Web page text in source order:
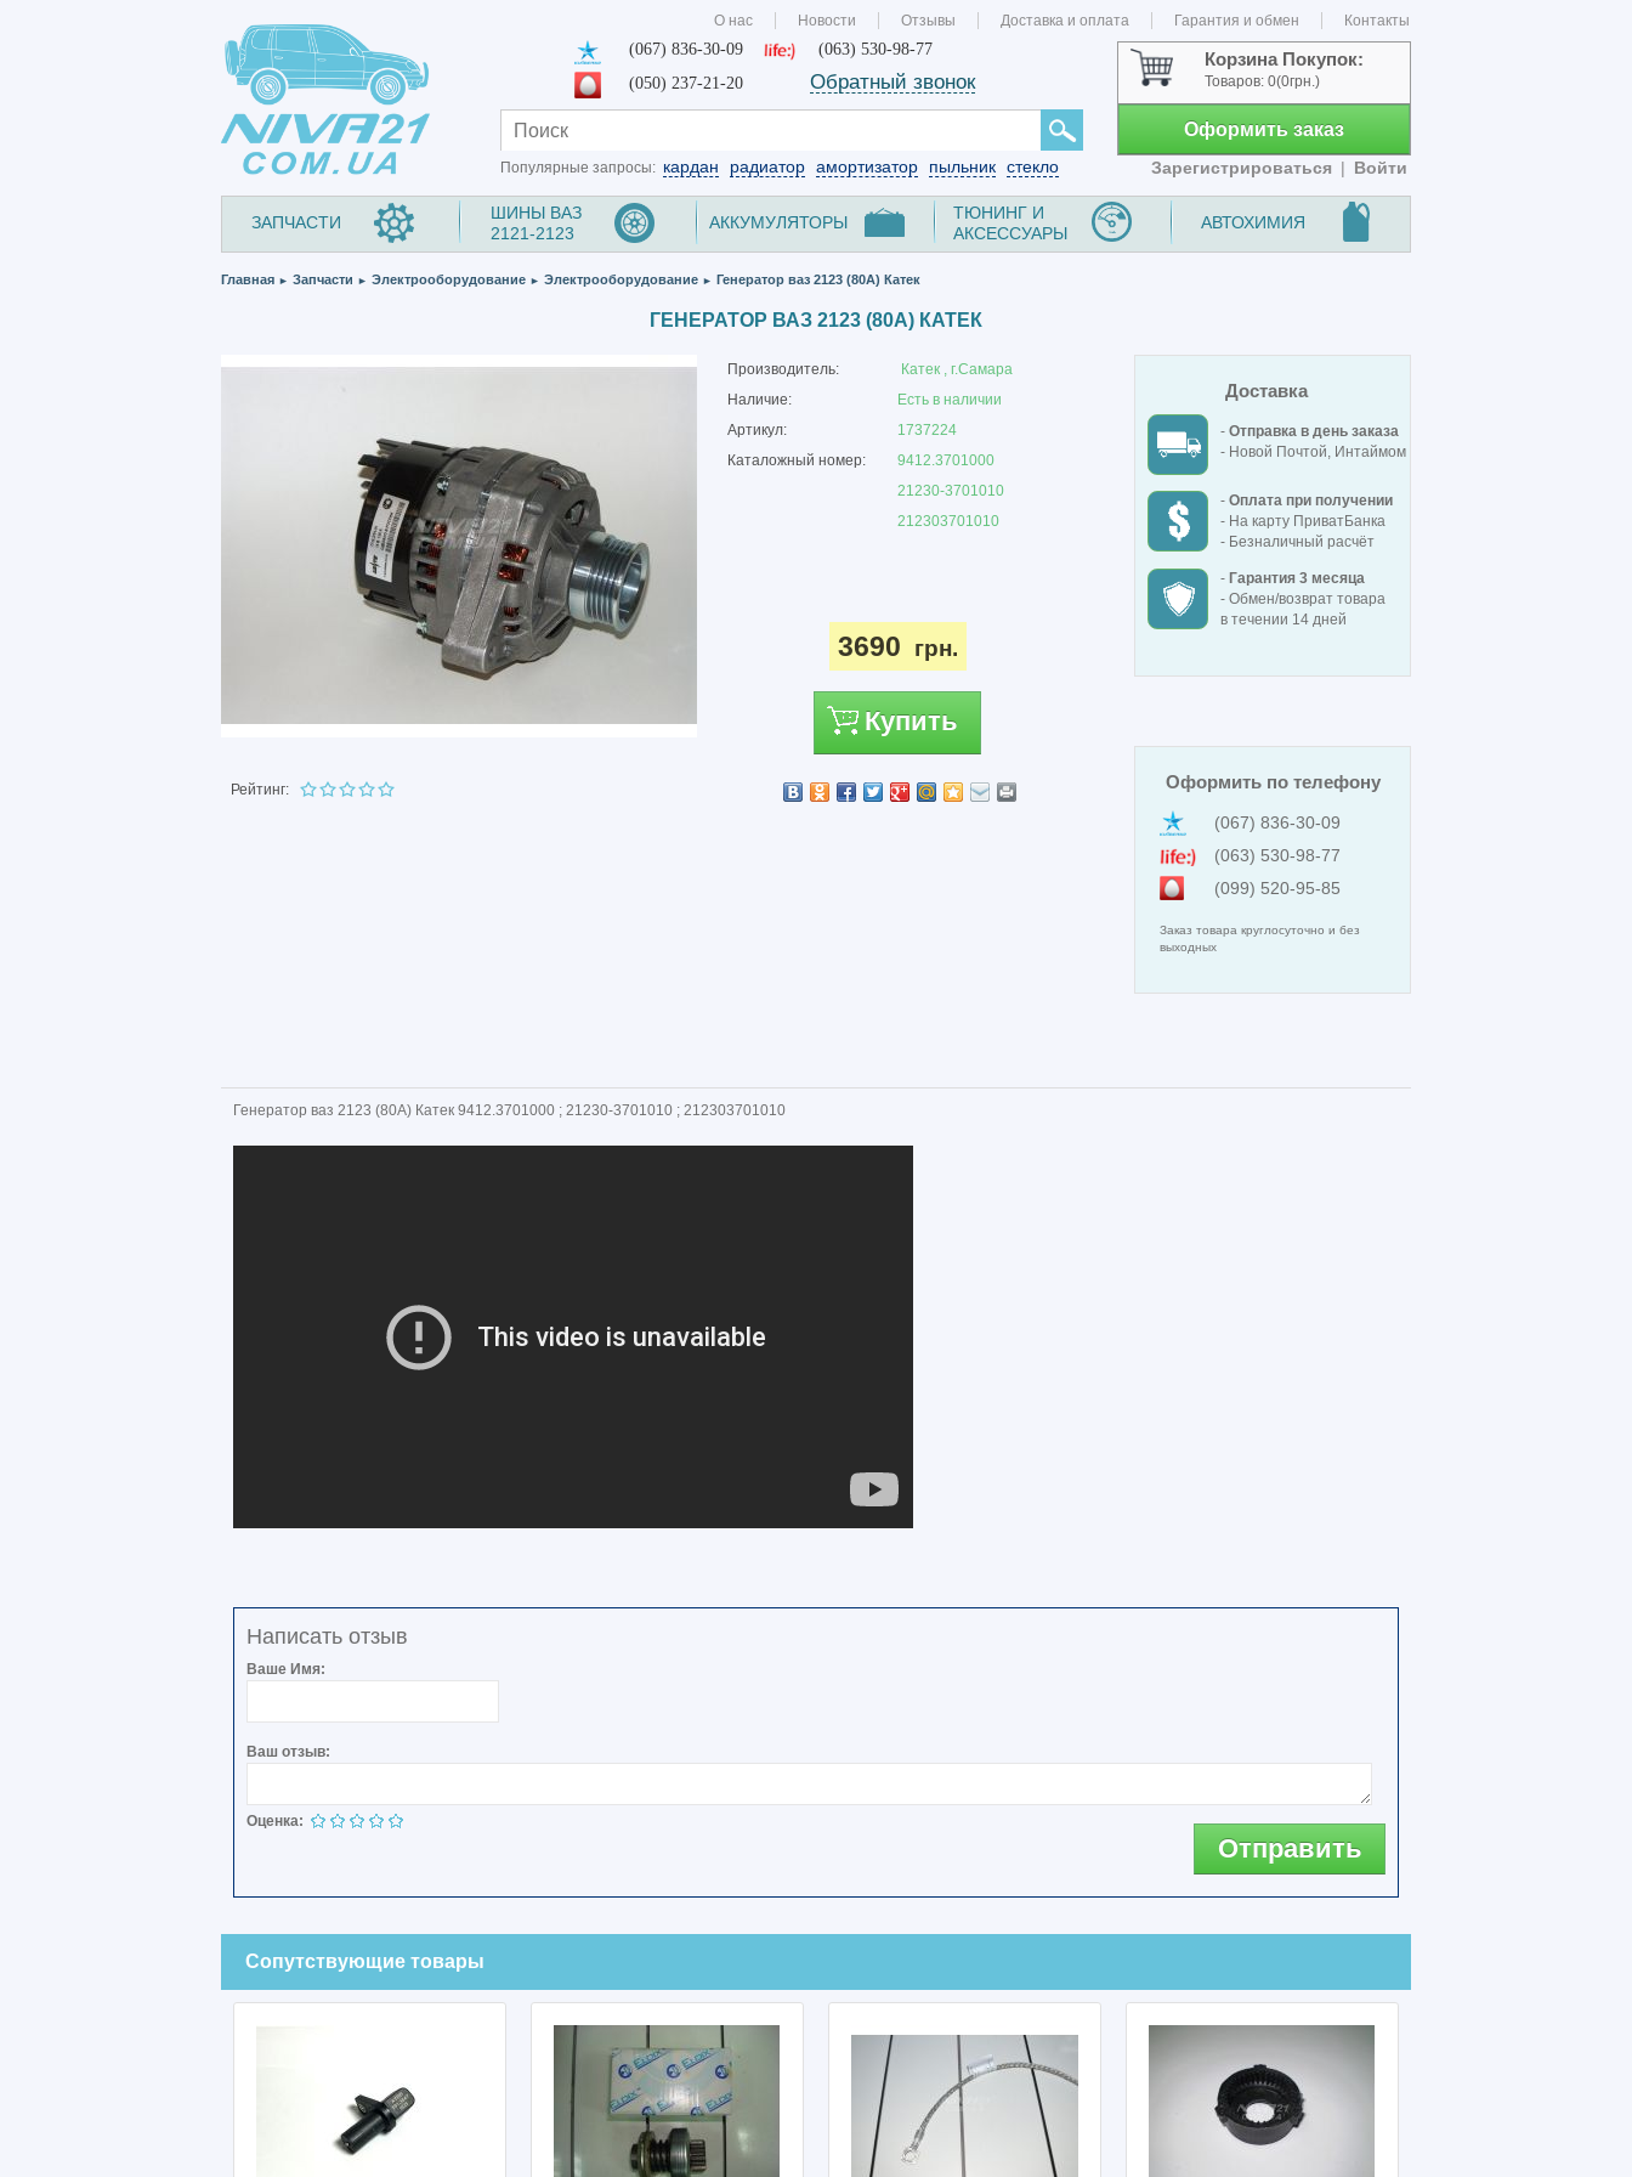
О нас Новости Отзывы Доставка и оплата Гарантия и обмен Контакты
(067) 836-30-09
(063) 530-98-77
(050) 237-21-20
Обратный звонок
Корзина Покупок:
Товаров: 0(0грн.)
Оформить заказ
Зарегистрироваться | Войти
Популярные запросы: кардан радиатор амортизатор пыльник стекло
ЗАПЧАСТИ
ШИНЫ ВАЗ
2121-2123
АККУМУЛЯТОРЫ
ТЮНИНГ И
АКСЕССУАРЫ
АВТОХИМИЯ
Главная ► Запчасти ► Электрооборудование ► Электрооборудование ► Генератор ваз 2123 (80А) Катек
ГЕНЕРАТОР ВАЗ 2123 (80А) КАТЕК
Рейтинг:
Производитель:
Катек , г.Самара
Наличие:
Есть в наличии
Артикул:
1737224
Каталожный номер:
9412.3701000
21230-3701010
212303701010
3690 грн.
Купить
Доставка
- Отправка в день заказа
- Новой Почтой, Интаймом
- Оплата при получении
- На карту ПриватБанка
- Безналичный расчёт
- Гарантия 3 месяца
- Обмен/возврат товара
в течении 14 дней
Оформить по телефону
(067) 836-30-09
(063) 530-98-77
(099) 520-95-85
Заказ товара круглосуточно и без
выходных
Генератор ваз 2123 (80А) Катек 9412.3701000 ; 21230-3701010 ; 212303701010
Написать отзыв
Ваше Имя:
Ваш отзыв:
Оценка:
Отправить
Сопутствующие товары